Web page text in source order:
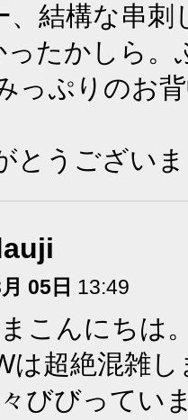
、結構な串刺
ったかしら。
っぷりのお
とうござい
05日 13:49
こんにちは
は超絶混雑
びびってい